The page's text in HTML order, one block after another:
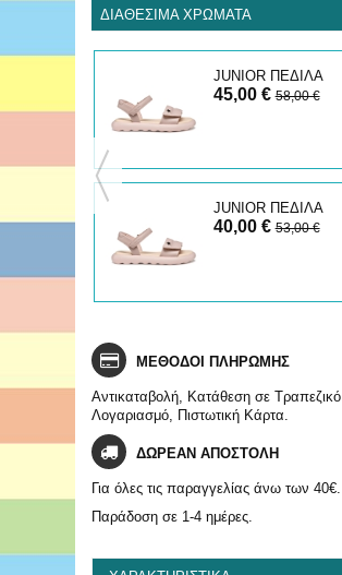
ΔΙΑΘΈΣΙΜΑ ΧΡΏΜΑΤΑ
JUNIOR ΠΕΔΙΛΑ
PUFFYPOP
45,00 €58,00 €
JUNIOR ΠΕΔΙΛΑ
PUFFYPOP
40,00 €53,00 €
ΜΕΘΟΔΟΙ ΠΛΗΡΩΜΗΣ
Αντικαταβολή, Κατάθεση σε Τραπεζικό
Λογαριασμό, Πιστωτική Κάρτα.
ΔΩΡΕΑΝ ΑΠΟΣΤΟΛΗ
Για όλες τις παραγγελίας άνω των 40€.
Παράδοση σε 1-4 ημέρες.